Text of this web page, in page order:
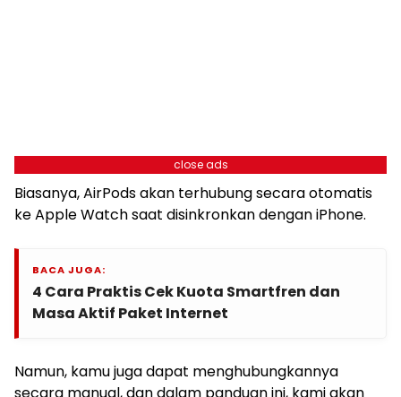
close ads
Biasanya, AirPods akan terhubung secara otomatis
ke Apple Watch saat disinkronkan dengan iPhone.
BACA JUGA:
4 Cara Praktis Cek Kuota Smartfren dan
Masa Aktif Paket Internet
Namun, kamu juga dapat menghubungkannya
secara manual, dan dalam panduan ini, kami akan